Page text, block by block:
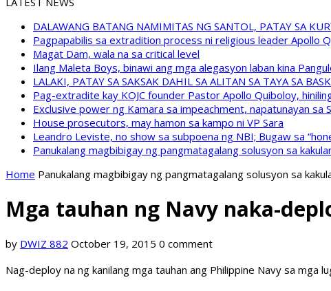
DALAWANG BATANG NAMIMITAS NG SANTOL, PATAY SA
Pagpapabilis sa extradition process ni religious leader Apollo
Magat Dam, wala na sa critical level
Ilang Maleta Boys, binawi ang mga alegasyon laban kina
LALAKI, PATAY SA SAKSAK DAHIL SA ALITAN SA TAYA SA
Pag-extradite kay KOJC founder Pastor Apollo Quiboloy,
Exclusive power ng Kamara sa impeachment, napatunayan sa
House prosecutors, may hamon sa kampo ni VP Sara
Leandro Leviste, no show sa subpoena ng NBI; Bugaw sa
Panukalang magbibigay ng pangmatagalang solusyon sa
Home Panukalang magbibigay ng pangmatagalang solusyon sa
Mga tauhan ng Navy naka-
by DWIZ 882 October 19, 2015 0 comment
Nag-deploy na ng kanilang mga tauhan ang Philippine Navy sa mga